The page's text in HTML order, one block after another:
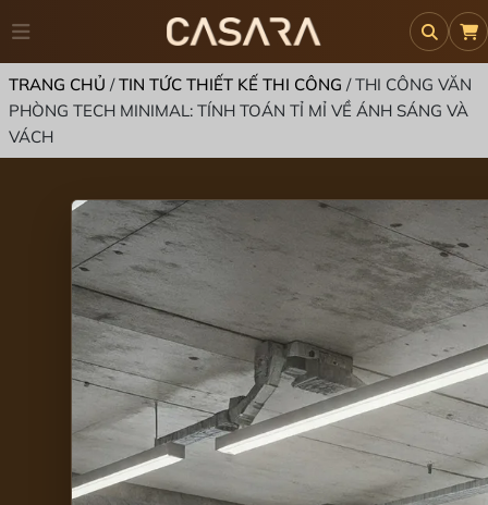
TRANG CHỦ /TIN TỨC THIẾT KẾ THI CÔNG /THI CÔNG VĂN
PHÒNG TECH MINIMAL: TÍNH TOÁN TỈ MỈ VỀ ÁNH SÁNG VÀ
VÁCH